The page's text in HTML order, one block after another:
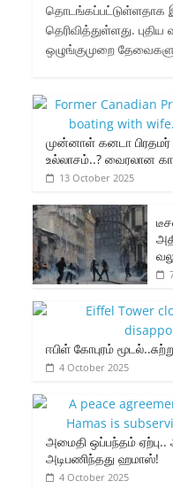
தொடங்கப்பட்டுள்ளதாக
தெரிவித்துள்ளது. புதிய
ஒழுங்குமுறை
முன்னாள் கனடா பிரதமர்
உல்லாசம்..? வைரலான
13 October 2025
ஈபிள் கோபுரம்
4 October 2025
அமைதி ஒப்பந்தம் ஏற்பு..
அடிபணிந்தது ஹமாஸ்!
4 October 2025